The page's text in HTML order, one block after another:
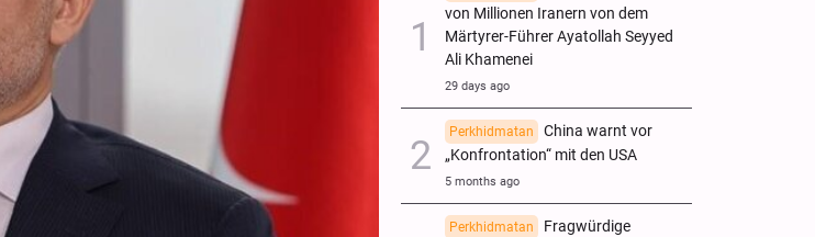
von Millionen Iranern von dem
Märtyrer-Führer Ayatollah Seyyed
Ali Khamenei
29 days ago
Perkhidmatan
China warnt vor
„Konfrontation“ mit den USA
5 months ago
Perkhidmatan
Fragwürdige